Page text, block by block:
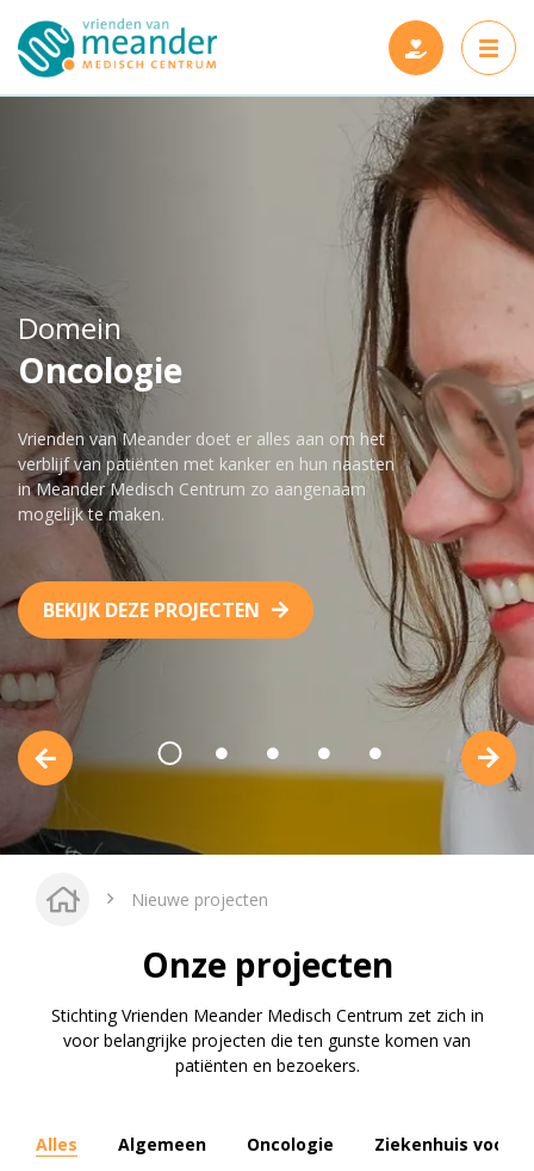
Projecten
Nieuwe projecten
Gerealiseerde projecten
Steun ons
Wie zijn wij
Nieuws en verhalen
Onze vrienden
Contact
vrienden@meandermc.nl
033 - 850 2014
Domein
Oncologie
Vrienden van Meander doet er alles aan om het
verblijf van patiënten met kanker en hun naasten
in Meander Medisch Centrum zo aangenaam
mogelijk te maken.
BEKIJK DEZE PROJECTEN
Nieuwe projecten
Onze projecten
Stichting Vrienden Meander Medisch Centrum zet zich in
voor belangrijke projecten die ten gunste komen van
patiënten en bezoekers.
Alles Algemeen Oncologie Ziekenhuis voor